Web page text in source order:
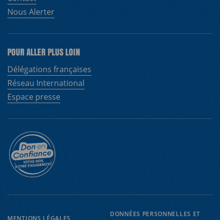
Nous Alerter
POUR ALLER PLUS LOIN
Délégations françaises
Réseau International
Espace presse
DONNÉES PERSONNELLES ET